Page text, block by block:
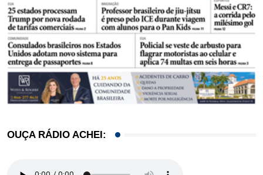
OUÇA RÁDIO ACHEI: